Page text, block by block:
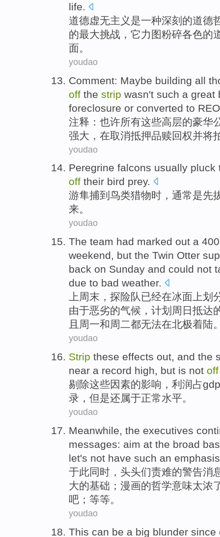
life.
道德虚无主义 是一种深刻 的道德
的最大挑战 ， 它力图粉碎各色的
面。
youdao
Comment: Maybe building all
off the strip wasn't such a great
foreclosure or converted to
注释 ： 也许所有这些高层的豪华
强大， 在取消抵押品赎回权并将
youdao
Peregrine falcons usually pluck
off their bird prey.
游隼捕到 鸟类猎物时， 通常是先
来。
youdao
The team had marked out a 400
weekend, but the Twin Otter
back on Sunday and could not
due to bad weather.
上周末 ， 探险队 已经在冰面 上划
由于恶劣的气候 ，计划 周日 抵达
且 周一和周二都无法在北极着陆
youdao
Strip these effects out, and the
near a record high, but is not off
剔除这些因素的影响 ， 利润占gdp
录， 但是还属于正常水平。
youdao
Meanwhile, the executives
messages: aim at the broad
let's not have such an emphasis
于此同时 ， 头头们责难的警告消
大的基础 ； 漫画的哲学意味太浓
吧 ；等等。
youdao
This can be a big blunder since